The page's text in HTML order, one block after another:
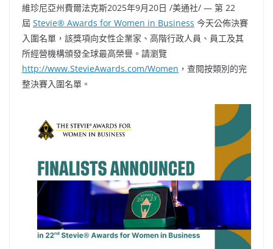
維珍尼亞州費爾法克斯2025年9月20日 /美通社/ — 第 22
屆 Stevie® Awards for Women in Business 今天公佈決賽
入圍名單，該獎項向女性企業家、高階行政人員、員工及其
所經營機構頒發全球最高榮譽。請瀏覽
http://www.StevieAwards.com/Women ，查閱按類別的完
整決賽入圍名單。